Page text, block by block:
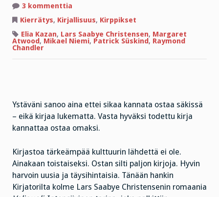
3 kommenttia
KIRJASTO,
KIRPPIS
JA
KIERRÄTYS
Kierrätys, Kirjallisuus, Kirppikset
Elia Kazan, Lars Saabye Christensen, Margaret
Atwood, Mikael Niemi, Patrick Süskind, Raymond
Chandler
Ystäväni sanoo aina ettei sikaa kannata ostaa säkissä
– eikä kirjaa lukematta. Vasta hyväksi todettu kirja
kannattaa ostaa omaksi.
Kirjastoa tärkeämpää kulttuurin lähdettä ei ole.
Ainakaan toistaiseksi. Ostan silti paljon kirjoja. Hyvin
harvoin uusia ja täysihintaisia. Tänään hankin
Kirjatorilta kolme Lars Saabye Christensenin romaania